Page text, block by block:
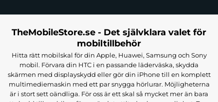
TheMobileStore.se - Det självklara valet för
mobiltillbehör
Hitta rätt mobilskal för din Apple, Huawei, Samsung och Sony
mobil. Förvara din HTC i en passande läderväska, skydda
skärmen med displayskydd eller gör din iPhone till en komplett
multimediemaskin med ett par snygga hörlurar. Möjligheterna
är i stort sett oändliga. För oss är ett skal så mycket mer än bara